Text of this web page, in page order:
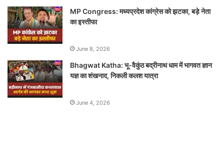
MP Congress: मध्यप्रदेश कांग्रेस को झटका, बड़े नेता
का इस्तीफा
June 8, 2026
Bhagwat Katha: भू-वैकुंठ बद्रीनाथ धाम में भागवत ज्ञान
यज्ञ का शंखनाद, निकली कलश यात्रा
June 4, 2026